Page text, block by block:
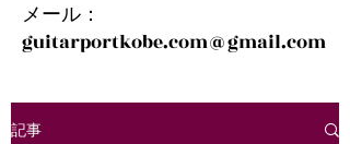
メール：
guitarportkobe.com@gmail.com
記事